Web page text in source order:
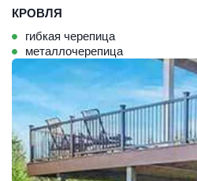
КРОВЛЯ
гибкая черепица
металлочерепица